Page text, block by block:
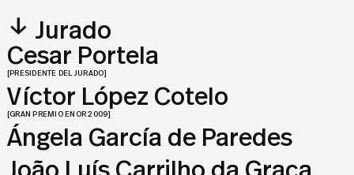
↓ Jurado
Cesar Portela
[PRESIDENTE DEL JURADO]
Víctor López Cotelo
[GRAN PREMIO ENOR 2009]
Ángela García de Paredes